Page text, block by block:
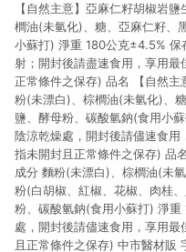
【自然主意】亞麻仁籽胡椒岩
櫚油(未氫化)、糖、亞麻仁籽、
小蘇打) 淨重 180公克±4.5% 保
射；開封後請盡速食用，享用最
正常條件之保存) 品名 【自然
粉(未漂白)、棕櫚油(未氫化)、
鹽、酵母粉、碳酸氫鈉(食用小
陰涼乾燥處，開封後請儘速食
指未開封且正常條件之保存) 品
成分 麵粉(未漂白)、棕櫚油(未
粉(白胡椒、紅椒、花椒、肉桂
粉、碳酸氫鈉(食用小蘇打) 淨
處，開封後請儘速食用，享用
且正常條件之保存) 中市醫材販